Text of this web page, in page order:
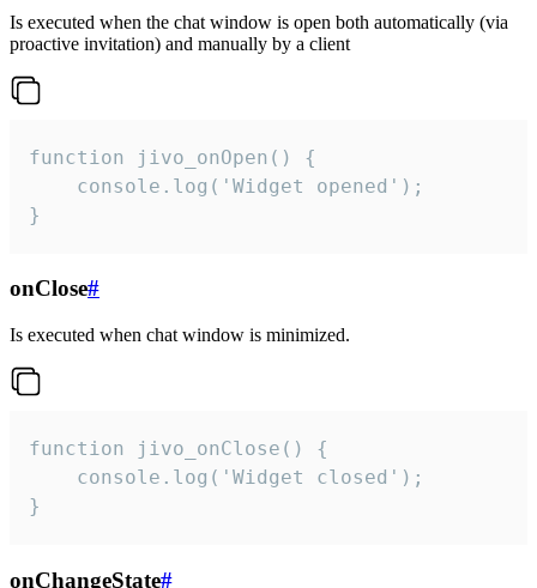
Is executed when the chat window is open both automatically (via
proactive invitation) and manually by a client
function jivo_onOpen() {
    console.log('Widget opened');
}
onClose#
Is executed when chat window is minimized.
function jivo_onClose() {
    console.log('Widget closed');
}
onChangeState#